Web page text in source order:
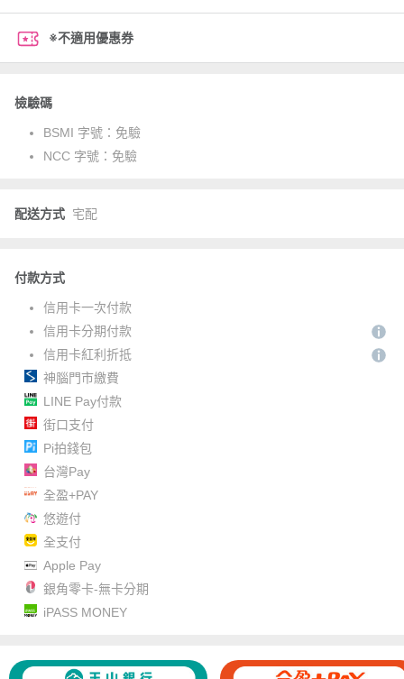
※不適用優惠券
檢驗碼
BSMI 字號： 免驗
NCC 字號： 免驗
配送方式 宅配
付款方式
信用卡一次付款
信用卡分期付款
信用卡紅利折抵
神腦門市繳費
LINE Pay付款
街口支付
Pi拍錢包
台灣Pay
全盈+PAY
悠遊付
全支付
Apple Pay
銀角零卡-無卡分期
iPASS MONEY